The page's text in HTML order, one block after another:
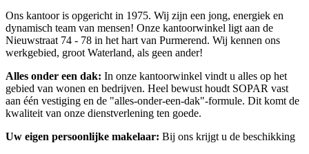
Ons kantoor is opgericht in 1975. Wij zijn een jong, energiek en
dynamisch team van mensen! Onze kantoorwinkel ligt aan de
Nieuwstraat 74 - 78 in het hart van Purmerend. Wij kennen ons
werkgebied, groot Waterland, als geen ander!
Alles onder een dak: In onze kantoorwinkel vindt u alles op het
gebied van wonen en bedrijven. Heel bewust houdt SOPAR vast
aan één vestiging en de "alles-onder-een-dak"-formule. Dit komt de
kwaliteit van onze dienstverlening ten goede.
Uw eigen persoonlijke makelaar: Bij ons krijgt u de beschikking